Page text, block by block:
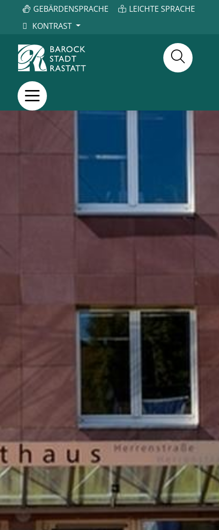
GEBÄRDENSPRACHE
LEICHTE SPRACHE
KONTRAST